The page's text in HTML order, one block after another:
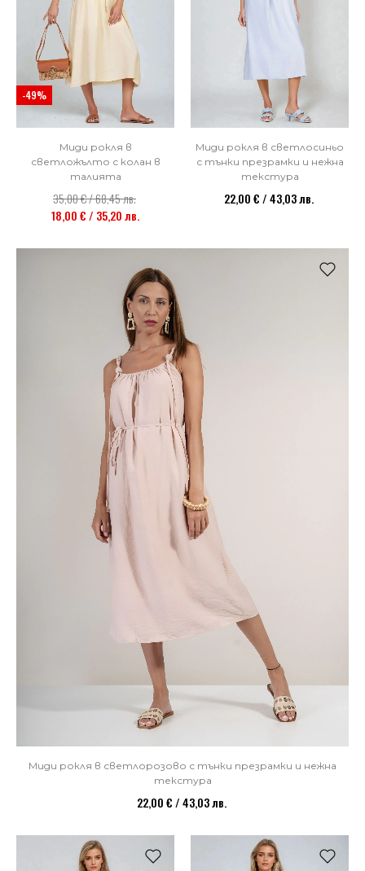
-49%
Миди рокля в
светложълто с колан в
талията
35,00 € / 68,45 лв.
18,00 € / 35,20 лв.
Миди рокля в светлосиньо
с тънки презрамки и нежна
текстура
22,00 € / 43,03 лв.
Миди рокля в светлорозово с тънки презрамки и нежна
текстура
22,00 € / 43,03 лв.